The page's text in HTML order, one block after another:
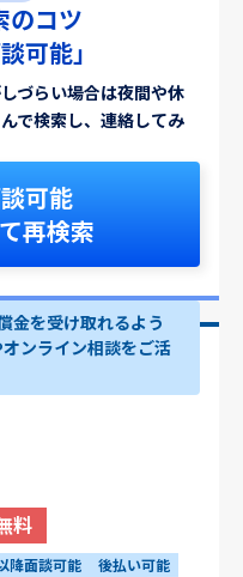
のコツ
可能」
づらい場合は夜間や休
で検索し、連絡してみ
可能
再検索
金を受け取れるよう
ンライン相談をご活
料
降面談可能
後払い可能